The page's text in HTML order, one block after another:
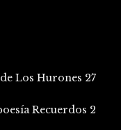
Los Hurones 27
Recuerdos 2